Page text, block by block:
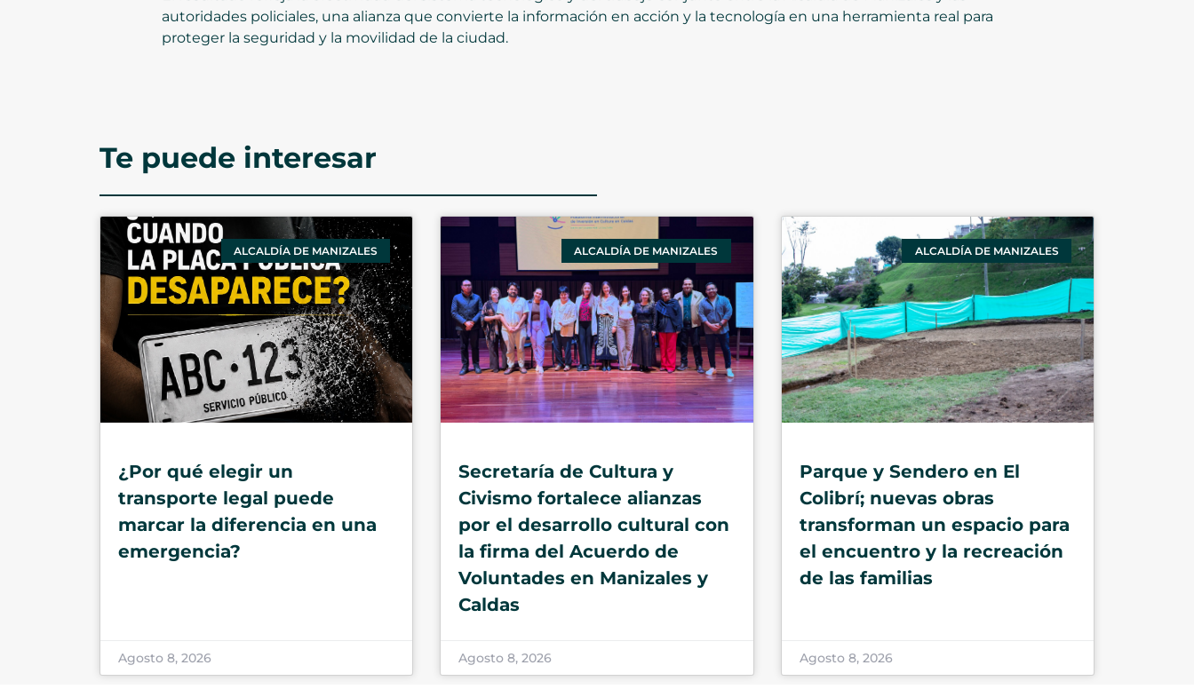
autoridades policiales, una alianza que convierte la información en acción y la tecnología en una herramienta real para
proteger la seguridad y la movilidad de la ciudad.
Te puede interesar
ALCALDÍA DE MANIZALES
¿Por qué elegir un
transporte legal puede
marcar la diferencia en una
emergencia?
Agosto 8, 2026
ALCALDÍA DE MANIZALES
Secretaría de Cultura y
Civismo fortalece alianzas
por el desarrollo cultural con
la firma del Acuerdo de
Voluntades en Manizales y
Caldas
Agosto 8, 2026
ALCALDÍA DE MANIZALES
Parque y Sendero en El
Colibrí; nuevas obras
transforman un espacio para
el encuentro y la recreación
de las familias
Agosto 8, 2026